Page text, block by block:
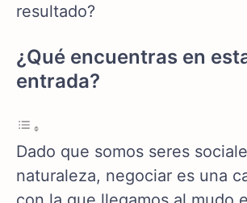
resultado?
¿Qué encuentras en
entrada?
Dado que somos seres
naturaleza, negociar es una